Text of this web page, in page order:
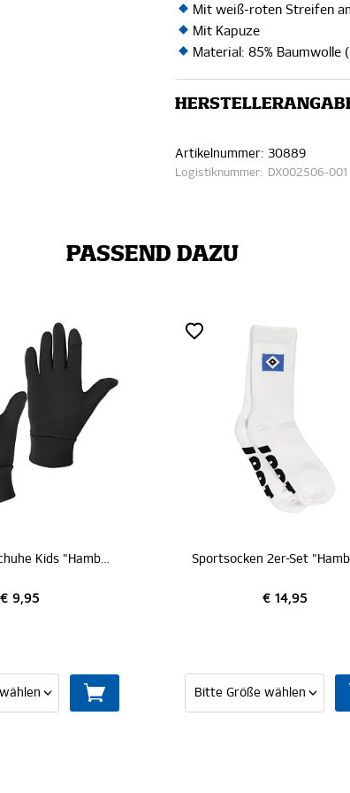
Mit weiß-roten Streifen
Mit Kapuze
Material: 85% Baumwolle
Artikelnummer: 30889
Logistiknummer: DX002506-001
PASSEND DAZU
Sportsocken 2er-Set "Hamburger SV"